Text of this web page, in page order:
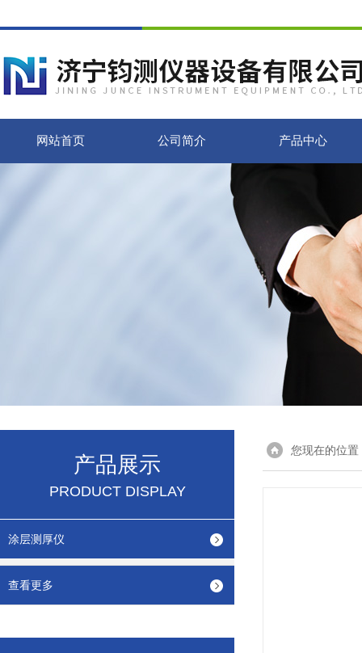
网站首页 公司简介 产品中心
产品展示
PRODUCT DISPLAY
涂层测厚仪
查看更多
您现在的位置